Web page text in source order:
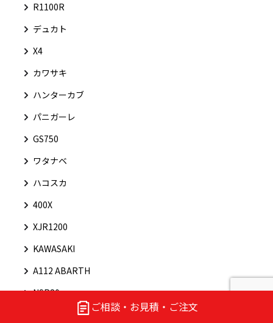
ご相談・お見積・ご注文
R1100R
デュカト
X4
カワサキ
ハンターカブ
パニガーレ
GS750
ワタナベ
ハコスカ
400X
XJR1200
KAWASAKI
A112 ABARTH
NSR80